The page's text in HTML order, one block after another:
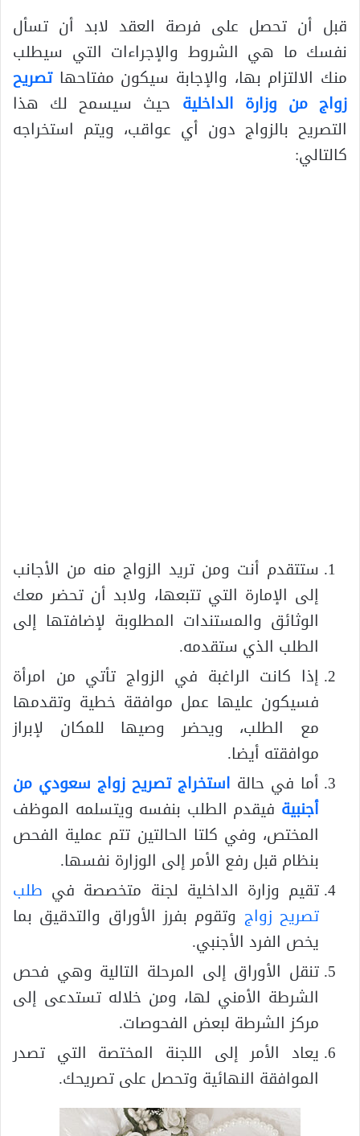
قبل أن تحصل على فرصة العقد لابد أن تسأل
نفسك ما هي الشروط والإجراءات التي سيطلب
منك الالتزام بها، والإجابة سيكون مفتاحهاتصريح
زواج من وزارة الداخلية حيث سيسمح لك هذا
التصريح بالزواج دون أي عواقب، ويتم استخراجه
كالتالي:
ستتقدم أنت ومن تريد الزواج منه من الأجانب
إلى الإمارة التي تتبعها، ولابد أن تحضر معك
الوثائق والمستندات المطلوبة لإضافتها إلى
الطلب الذي ستقدمه.
إذا كانت الراغبة في الزواج تأتي من امرأة
فسيكون عليها عمل موافقة خطية وتقدمها
مع الطلب، ويحضر وصيها للمكان لإبراز
موافقته أيضا.
أما في حالة استخراج تصريح زواج سعودي من
أجنبية فيقدم الطلب بنفسه ويتسلمه الموظف
المختص، وفي كلتا الحالتين تتم عملية الفحص
بنظام قبل رفع الأمر إلى الوزارة نفسها.
تقيم وزارة الداخلية لجنة متخصصة في طلب
تصريح زواج وتقوم بفرز الأوراق والتدقيق بما
يخص الفرد الأجنبي.
تنقل الأوراق إلى المرحلة التالية وهي فحص
الشرطة الأمني لها، ومن خلاله تستدعى إلى
مركز الشرطة لبعض الفحوصات.
يعاد الأمر إلى اللجنة المختصة التي تصدر
الموافقة النهائية وتحصل على تصريحك.